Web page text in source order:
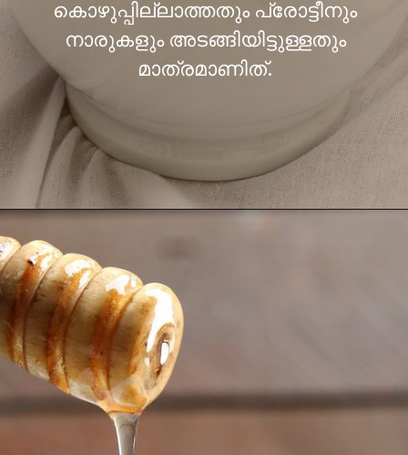
കൊഴുപ്പില്ലാത്തതും പ്രോട്ടീനും
നാരുകളും അടങ്ങിയിട്ടുള്ളതും
മാത്രമാണിത്.